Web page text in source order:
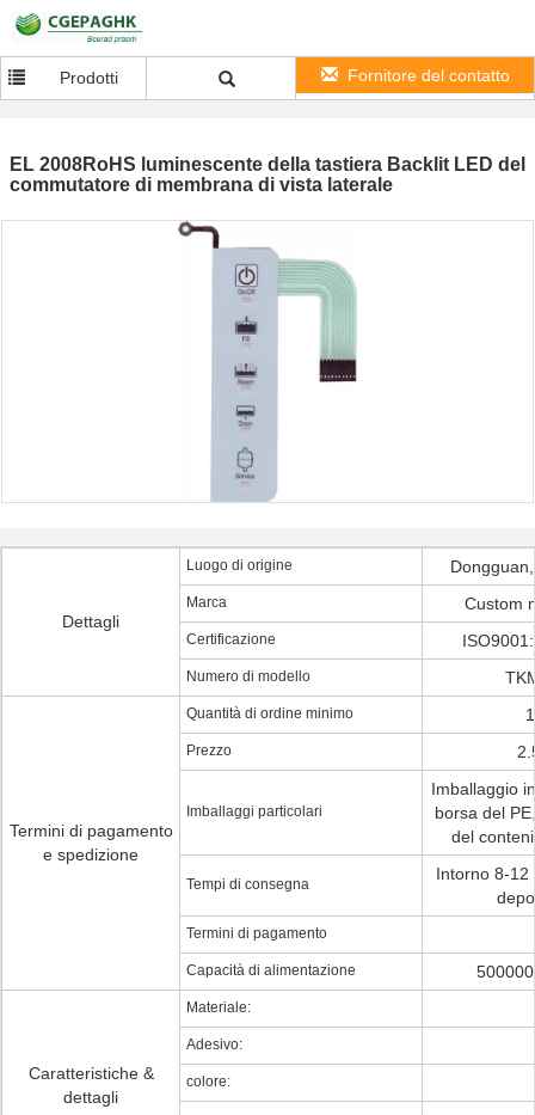
Prodotti Fornitore del contatto
EL 2008RoHS luminescente della tastiera Backlit LED del
commutatore di membrana di vista laterale
Dettagli
Luogo di origine
Marca Custom
Certificazione
Numero di modello
Termini di pagamento
e spedizione
Quantità di ordine minimo
Prezzo
Imballaggi particolari
Imballaggio
borsa del
del
Tempi di consegna
Intorno 8-12
Termini di pagamento
Capacità di alimentazione
Caratteristiche &
dettagli
Materiale:
Adesivo:
colore: